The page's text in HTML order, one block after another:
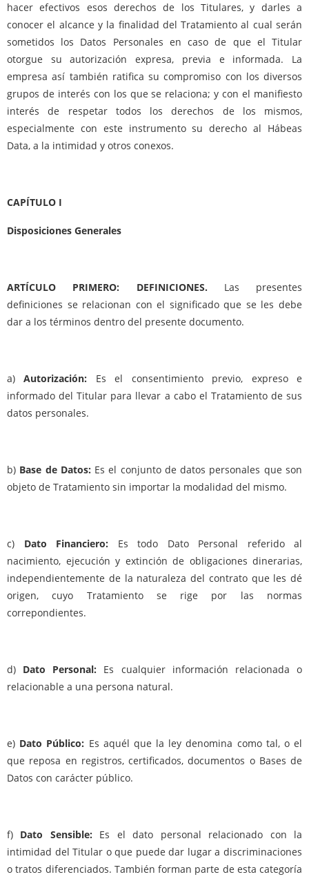
hacer efectivos esos derechos de los Titulares, y darles a
conocer el alcance y la finalidad del Tratamiento al cual serán
sometidos los Datos Personales en caso de que el Titular
otorgue su autorización expresa, previa e informada. La
empresa así también ratifica su compromiso con los diversos
grupos de interés con los que se relaciona; y con el manifiesto
interés de respetar todos los derechos de los mismos,
especialmente con este instrumento su derecho al Hábeas
Data, a la intimidad y otros conexos.
CAPÍTULO I
Disposiciones Generales
ARTÍCULO PRIMERO: DEFINICIONES. Las presentes
definiciones se relacionan con el significado que se les debe
dar a los términos dentro del presente documento.
a)Autorización: Es el consentimiento previo, expreso e
informado del Titular para llevar a cabo el Tratamiento de sus
datos personales.
b) Base de Datos: Es el conjunto de datos personales que son
objeto de Tratamiento sin importar la modalidad del mismo.
c) Dato Financiero: Es todo Dato Personal referido al
nacimiento, ejecución y extinción de obligaciones dinerarias,
independientemente de la naturaleza del contrato que les dé
origen, cuyo Tratamiento se rige por las normas
correpondientes.
d) Dato Personal: Es cualquier información relacionada o
relacionable a una persona natural.
e) Dato Público: Es aquél que la ley denomina como tal, o el
que reposa en registros, certificados, documentos o Bases de
Datos con carácter público.
f) Dato Sensible: Es el dato personal relacionado con la
intimidad del Titular o que puede dar lugar a discriminaciones
o tratos diferenciados. También forman parte de esta categoría